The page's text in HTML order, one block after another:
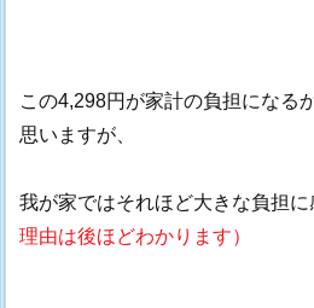
この4,298円が家計の負担になる
思いますが、
我が家ではそれほど大きな負担に
理由は後ほどわかります）